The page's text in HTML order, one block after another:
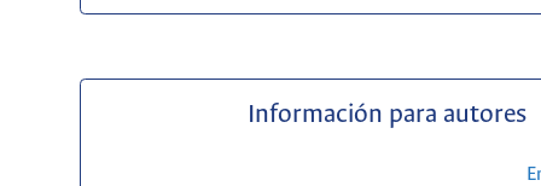
Información para autores